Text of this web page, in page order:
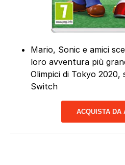
Mario, Sonic e amici
loro avventura più
Olimpici di Tokyo 2020,
Switch
ACQUISTA DA